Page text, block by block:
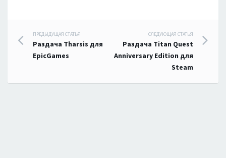
Навигация
по
записям
ПРЕДЫДУЩАЯ СТАТЬЯ
Раздача Tharsis для
EpicGames
СЛЕДУЮЩАЯ СТАТЬЯ
Раздача Titan Quest
Anniversary Edition для
Steam